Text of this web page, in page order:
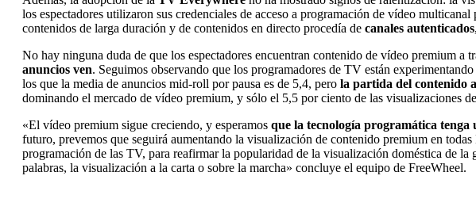
los espectadores utilizaron sus credenciales de acceso a programación de vídeo
contenidos de larga duración y de contenidos en directo procedía de canales autenticados
No hay ninguna duda de que los espectadores encuentran contenido de vídeo premium
anuncios ven. Seguimos observando que los programadores de TV están
los que la media de anuncios mid-roll por pausa es de 5,4, pero la partida del contenido
dominando el mercado de vídeo premium, y sólo el 5,5 por ciento de las visualizaciones
«El vídeo premium sigue creciendo, y esperamos que la tecnología programática
futuro, prevemos que seguirá aumentando la visualización de contenido premium en
programación de las TV, para reafirmar la popularidad de la visualización doméstica de
palabras, la visualización a la carta o sobre la marcha» concluye el equipo de FreeWheel.